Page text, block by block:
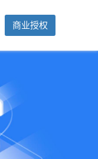
商业授权